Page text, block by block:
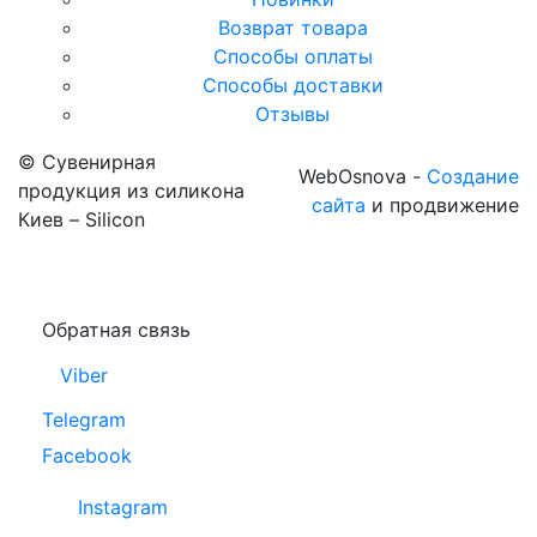
Возврат товара
Способы оплаты
Способы доставки
Отзывы
© Сувенирная
продукция из силикона
Киев – Silicon
WebOsnova - Создание
сайта и продвижение
Обратная связь
Viber
Telegram
Facebook
Instagram